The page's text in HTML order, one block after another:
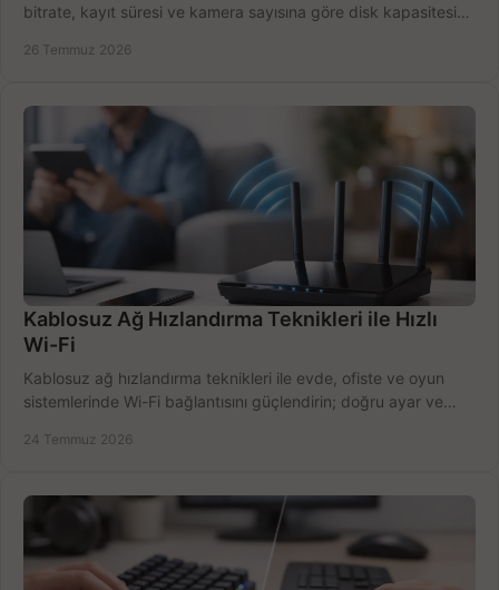
bitrate, kayıt süresi ve kamera sayısına göre disk kapasitesini
26 Temmuz 2026
Kablosuz Ağ Hızlandırma Teknikleri ile Hızlı
Wi-Fi
Kablosuz ağ hızlandırma teknikleri ile evde, ofiste ve oyun
sistemlerinde Wi-Fi bağlantısını güçlendirin; doğru ayar ve
24 Temmuz 2026